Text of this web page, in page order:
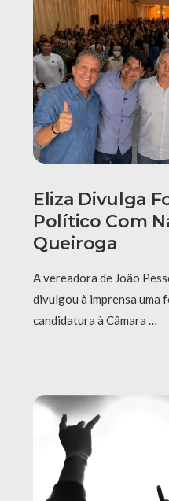
Eliza Divulga
Político Com
Queiroga
A vereadora de João
divulgou à imprensa uma
candidatura à Câmara …